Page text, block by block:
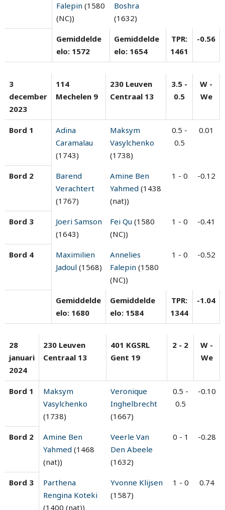
Falepin (1580
(NC))
Boshra
(1632)
Gemiddelde
elo: 1572
Gemiddelde
elo: 1654
TPR:
1461
-0.56
3
december
2023
114
Mechelen 9
230 Leuven
Centraal 13
3.5 -
0.5
W -
We
Bord 1
Adina
Caramalau
(1743)
Maksym
Vasylchenko
(1738)
0.5 -
0.5
0.01
Bord 2
Barend
Verachtert
(1767)
Amine Ben
Yahmed (1438
(nat))
1 - 0 -0.12
Bord 3
Joeri Samson
(1643)
Fei Qu (1580
(NC))
1 - 0 -0.41
Bord 4
Maximilien
Jadoul (1568)
Annelies
Falepin (1580
(NC))
1 - 0 -0.52
Gemiddelde
elo: 1680
Gemiddelde
elo: 1584
TPR:
1344
-1.04
28
januari
2024
230 Leuven
Centraal 13
401 KGSRL
Gent 19
2 - 2
W -
We
Bord 1
Maksym
Vasylchenko
(1738)
Veronique
Inghelbrecht
(1667)
0.5 -
0.5
-0.10
Bord 2
Amine Ben
Yahmed (1468
(nat))
Veerle Van
Den Abeele
(1632)
0 - 1 -0.28
Bord 3
Parthena
Rengina Koteki
(1400 (nat))
Yvonne Klijsen
(1587)
1 - 0 0.74